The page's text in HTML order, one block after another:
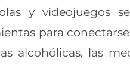
y videojuegos
para
alcohólicas, las